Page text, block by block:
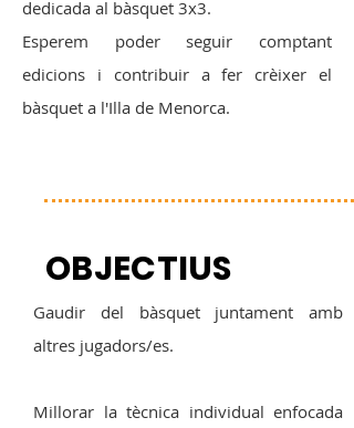
dedicada al bàsquet 3x3.
Esperem poder seguir comptant
edicions i contribuir a fer crèixer el
bàsquet a l'Illa de Menorca.
OBJECTIUS
Gaudir del bàsquet juntament amb
altres jugadors/es.
Millorar la tècnica individual enfocada